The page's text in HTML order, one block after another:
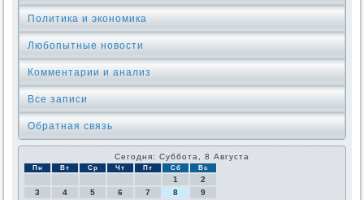
Политика и экономика
Любопытные новости
Комментарии и анализ
Все записи
Обратная связь
Сегодня: Суббота, 8 Августа
Пн Вт Ср Чт Пт Сб Вс
1
2
3
4 5 6 7 8
9